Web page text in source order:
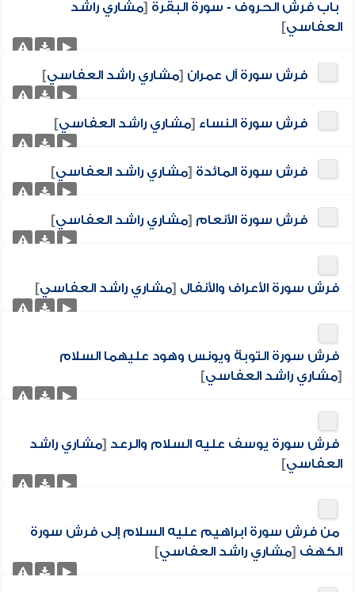
باب فرش الحروف - سورة البقرة [مشاري راشد
العفاسي]
فرش سورة آل عمران [مشاري راشد العفاسي]
فرش سورة النساء [مشاري راشد العفاسي]
فرش سورة المائدة [مشاري راشد العفاسي]
فرش سورة الأنعام [مشاري راشد العفاسي]
فرش سورة الأعراف والأنفال [مشاري راشد العفاسي]
فرش سورة التوبة ويونس وهود عليهما السلام
[مشاري راشد العفاسي]
فرش سورة يوسف عليه السلام والرعد [مشاري راشد
العفاسي]
من فرش سورة ابراهيم عليه السلام إلى فرش سورة
الكهف [مشاري راشد العفاسي]